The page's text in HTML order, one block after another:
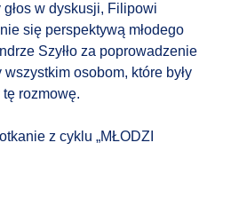
głos w dyskusji, Filipowi
się perspektywą młodego
Szyłło za poprowadzenie
osobom, które były
tę rozmowę.
z cyklu „MŁODZI